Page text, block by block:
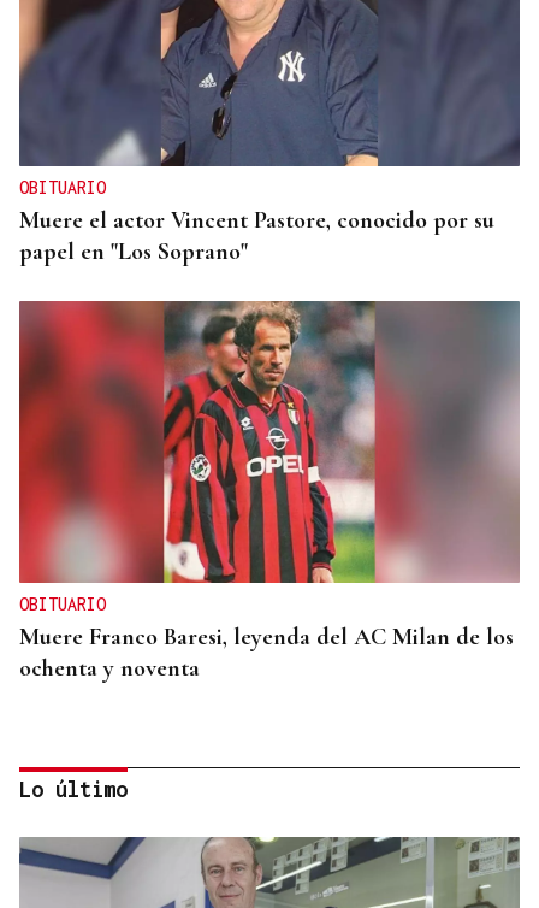
OBITUARIO
Muere el actor Vincent Pastore, conocido por su
papel en "Los Soprano"
OBITUARIO
Muere Franco Baresi, leyenda del AC Milan de los
ochenta y noventa
Lo último